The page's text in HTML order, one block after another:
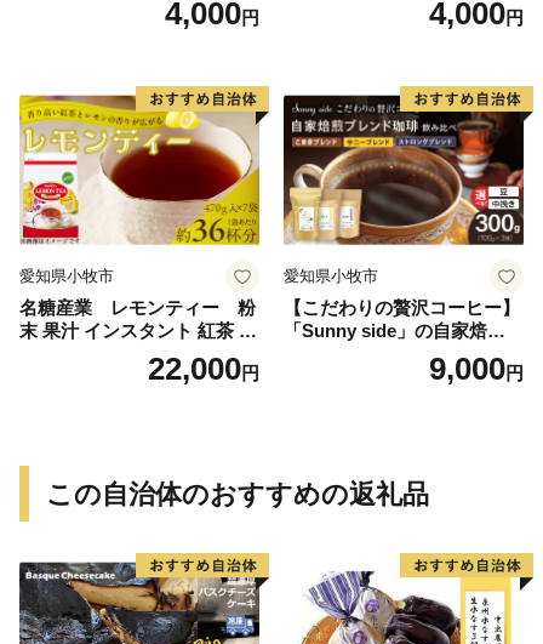
4,000円 4,000円
愛知県小牧市
名糖産業 レモンティー 粉
末 果汁 インスタント 紅茶 ビ
タミンC 袋 ロングセラー 粉
末飲料 粉末茶 簡単 手軽 ホッ
22,000円
愛知県小牧市
【こだわりの贅沢コーヒー】
「Sunny side」の自家焙煎珈
琲ブレンド珈琲飲み比べセッ
9,000円
この自治体のおすすめの返礼品